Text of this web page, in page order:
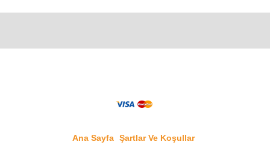
Ana Sayfa Şartlar Ve Koşullar